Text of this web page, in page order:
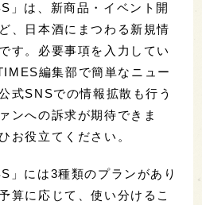
」は、新商品・イベント開
、日本酒にまつわる新規情
す。必要事項を入力してい
編集部で簡単なニュー
式SNSでの情報拡散も行う
ンへの訴求が期待できま
お役立てください。
」には3種類のプランがあり
算に応じて、使い分けるこ